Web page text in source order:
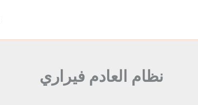
نظام العادم فيراري